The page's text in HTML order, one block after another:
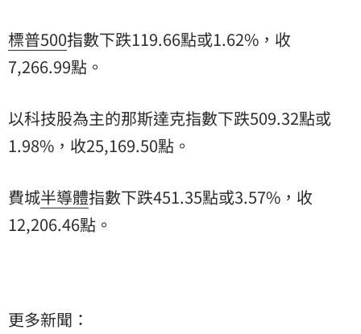
標普500指數下跌119.66點或1.62%，收
7,266.99點。
以科技股為主的那斯達克指數下跌509.32點或
1.98%，收25,169.50點。
費城半導體指數下跌451.35點或3.57%，收
12,206.46點。
更多新聞：